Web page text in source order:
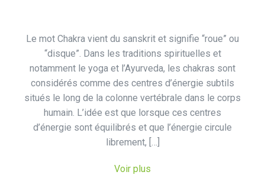
Le mot Chakra vient du sanskrit et signifie “roue” ou
“disque”. Dans les traditions spirituelles et
notamment le yoga et l’Ayurveda, les chakras sont
considérés comme des centres d’énergie subtils
situés le long de la colonne vertébrale dans le corps
humain. L’idée est que lorsque ces centres
d’énergie sont équilibrés et que l’énergie circule
librement, […]
Voir plus